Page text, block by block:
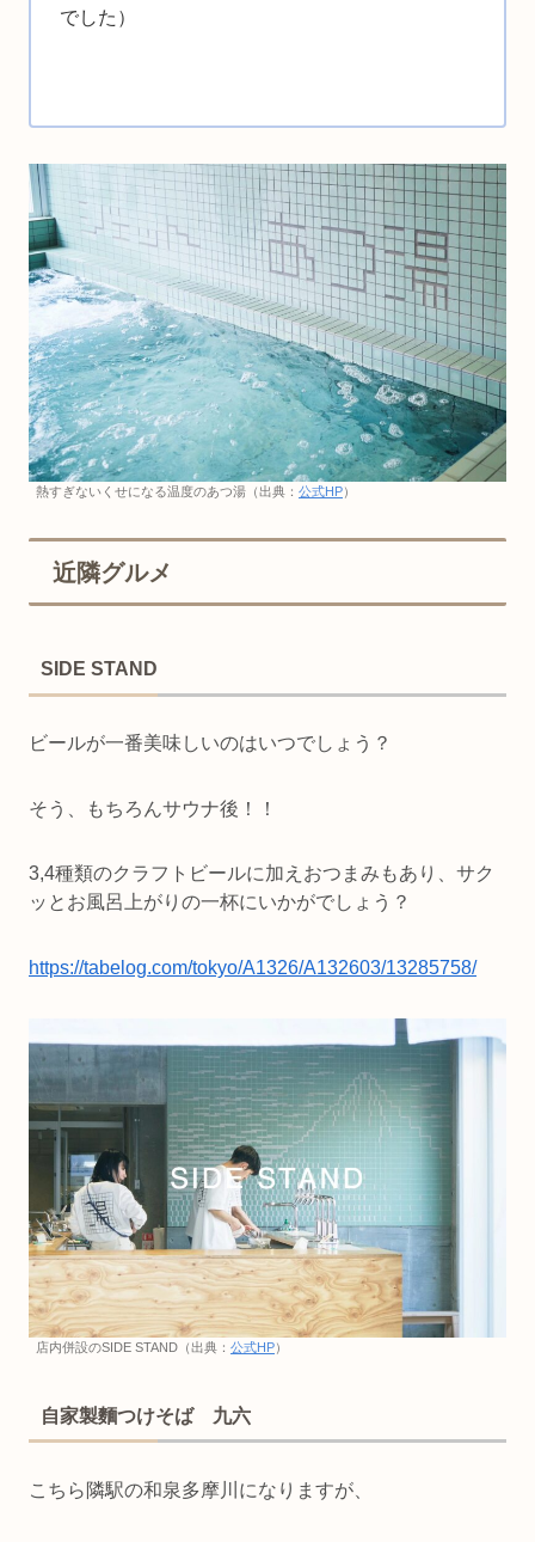
でした）
熱すぎないくせになる温度のあつ湯（出典： 公式HP）
近隣グルメ
SIDE STAND
ビールが一番美味しいのはいつでしょう？
そう、もちろんサウナ後！！
3,4種類のクラフトビールに加えおつまみもあり、サク
ッとお風呂上がりの一杯にいかがでしょう？
https://tabelog.com/tokyo/A1326/A132603/13285758/
店内併設のSIDE STAND（出典： 公式HP）
自家製麵つけそば 九六
こちら隣駅の和泉多摩川になりますが、